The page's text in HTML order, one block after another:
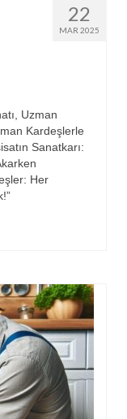
22
MAR 2025
Uzman
Kardeşlerle
Sanatkarı:
Her